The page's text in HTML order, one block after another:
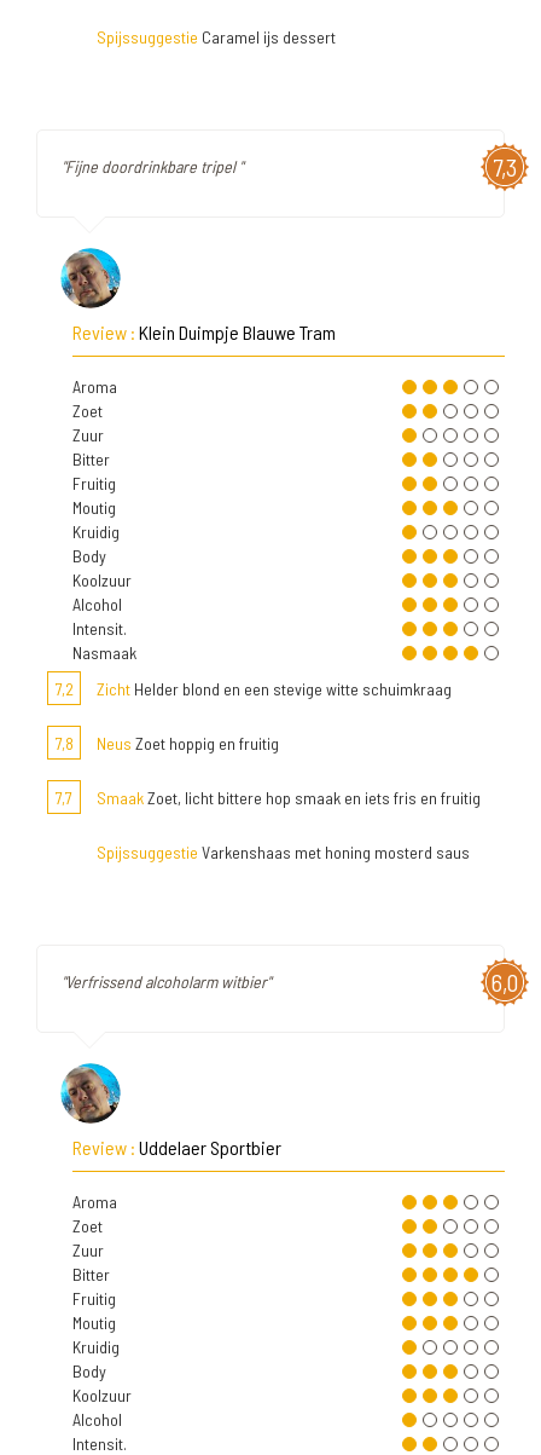
Spijssuggestie Caramel ijs dessert
7,3
"Fijne doordrinkbare tripel "
Review : Klein Duimpje Blauwe Tram
Aroma
Zoet
Zuur
Bitter
Fruitig
Moutig
Kruidig
Body
Koolzuur
Alcohol
Intensit.
Nasmaak
7,2
Zicht Helder blond en een stevige witte schuimkraag
7,8 Neus Zoet hoppig en fruitig
7,7 SmaakZoet, licht bittere hop smaak en iets fris en fruitig
Spijssuggestie Varkenshaas met honing mosterd saus
6,0
"Verfrissend alcoholarm witbier"
Review : Uddelaer Sportbier
Aroma
Zoet
Zuur
Bitter
Fruitig
Moutig
Kruidig
Body
Koolzuur
Alcohol
Intensit.